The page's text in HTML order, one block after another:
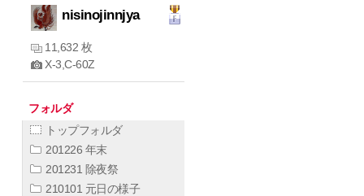
nisinojinnjya
11,632 枚
X-3,C-60Z
フォルダ
トップフォルダ
201226 年末
201231 除夜祭
210101 元日の様子